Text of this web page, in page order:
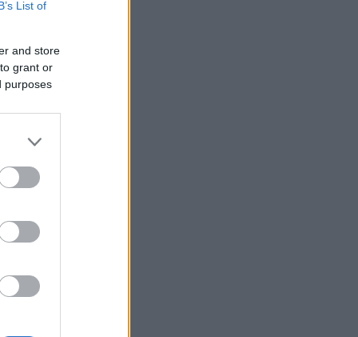
List of
and store
grant or
purposes